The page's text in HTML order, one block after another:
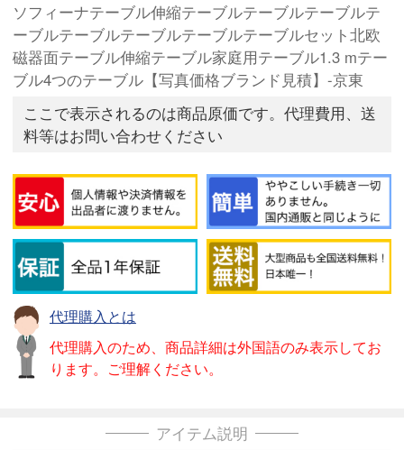
ソフィーナテーブル伸縮テーブルテーブルテーブルテ
ーブルテーブルテーブルテーブルテーブルセット北欧
磁器面テーブル伸縮テーブル家庭用テーブル1.3 mテー
ブル4つのテーブル【写真価格ブランド見積】-京東
ここで表示されるのは商品原価です。代理費用、送
料等はお問い合わせください
代理購入とは
代理購入のため、商品詳細は外国語のみ表示してお
ります。ご理解ください。
アイテム説明